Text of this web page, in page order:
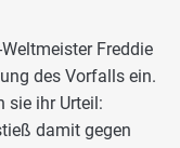
Freddie
des Vorfalls ein.
sie ihr Urteil:
damit gegen